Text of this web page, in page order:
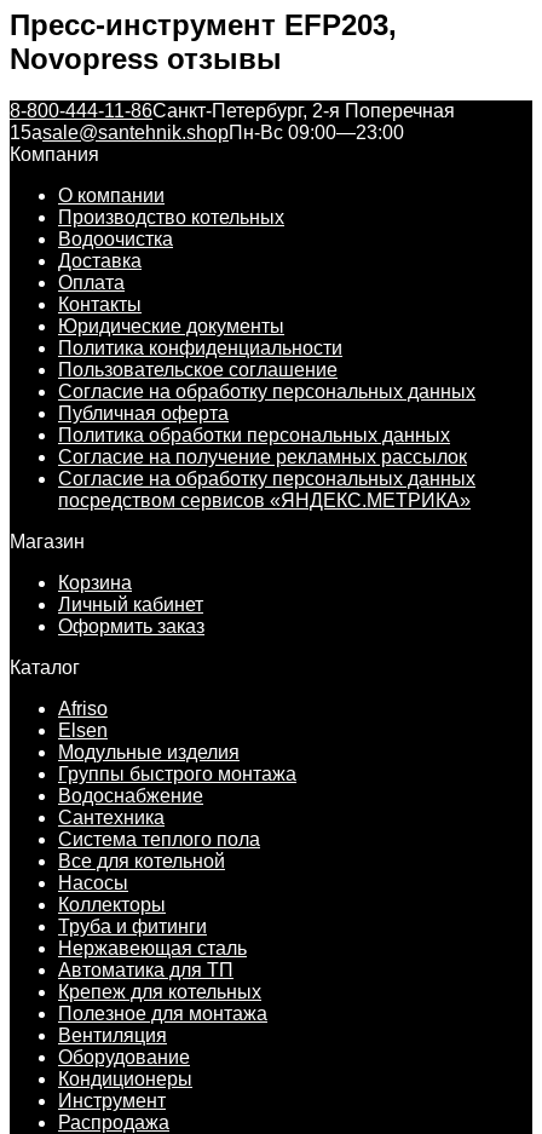
Пресс-инструмент EFP203,
Novopress отзывы
8-800-444-11-86Санкт-Петербург, 2-я Поперечная
15аsale@santehnik.shopПн-Вс 09:00—23:00
Компания
О компании
Производство котельных
Водоочистка
Доставка
Оплата
Контакты
Юридические документы
Политика конфиденциальности
Пользовательское соглашение
Согласие на обработку персональных данных
Публичная оферта
Политика обработки персональных данных
Согласие на получение рекламных рассылок
Согласие на обработку персональных данных
посредством сервисов «ЯНДЕКС.МЕТРИКА»
Магазин
Корзина
Личный кабинет
Оформить заказ
Каталог
Afriso
Elsen
Модульные изделия
Группы быстрого монтажа
Водоснабжение
Сантехника
Система теплого пола
Все для котельной
Насосы
Коллекторы
Труба и фитинги
Нержавеющая сталь
Автоматика для ТП
Крепеж для котельных
Полезное для монтажа
Вентиляция
Оборудование
Кондиционеры
Инструмент
Распродажа